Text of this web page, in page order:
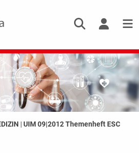
|UIM 09|2012 Themenheft ESC